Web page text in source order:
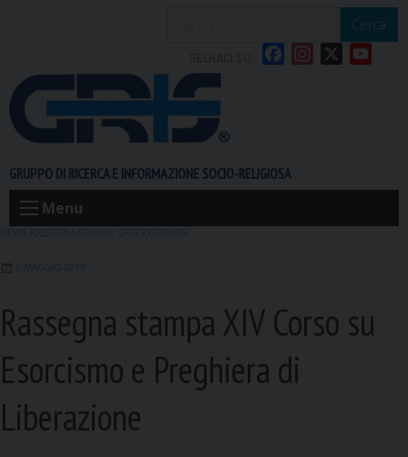
e
Cerca
o
r
m
e
GRUPPO DI RICERCA E INFORMAZIONE SOCIO-RELIGIOSA
Menu
NEWS RASSEGNA STAMPA UFFICIO STAMPA
7 MAGGIO 2019
Rassegna stampa XIV Corso su
Esorcismo e Preghiera di
Liberazione